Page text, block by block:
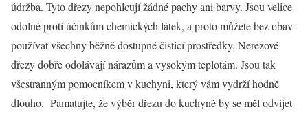
údržba. Tyto dřezy nepohlcují žádné pachy ani barvy. Jsou velice
odolné proti účinkům chemických látek, a proto můžete bez obav
používat všechny běžně dostupné čisticí prostředky. Nerezové
dřezy dobře odolávají nárazům a vysokým teplotám. Jsou tak
všestranným pomocníkem v kuchyni, který vám vydrží hodně
dlouho. Pamatujte, že výběr dřezu do kuchyně by se měl odvíjet